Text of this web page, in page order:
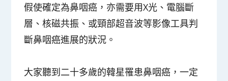
假使確定為鼻咽癌，亦需要用X光、電腦斷
層、核磁共振、或頸部超音波等影像工具判
斷鼻咽癌進展的狀況。
大家聽到二十多歲的韓星罹患鼻咽癌，一定